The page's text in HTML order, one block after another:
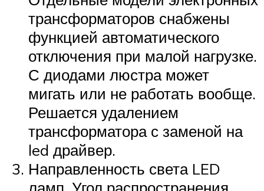
трансформаторов снабжены
функцией автоматического
отключения при малой нагрузке.
С диодами люстра может
мигать или не работать вообще.
Решается удалением
трансформатора с заменой на
led драйвер.
Направленность света LED